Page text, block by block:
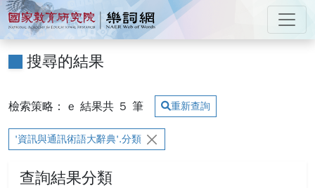
跳到主要內容
:::
國家教育研究院 樂詞網
搜尋的結果
檢索策略： e 結果共 5 筆 重新查詢
'資訊與通訊術語大辭典'.分類
查詢結果分類